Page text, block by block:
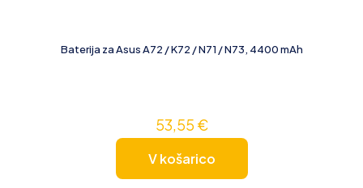
Baterija za Asus A72 / K72 / N71 / N73, 4400 mAh
53,55 €
V košarico